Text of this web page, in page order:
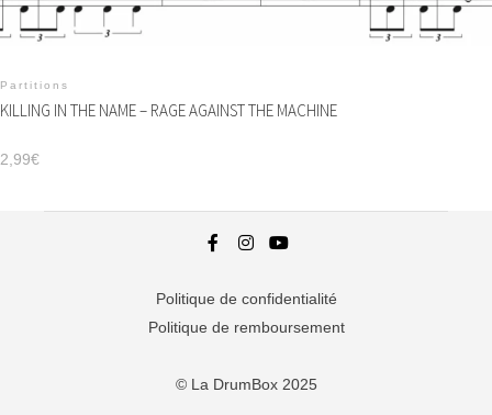
Partitions
KILLING IN THE NAME – RAGE AGAINST THE MACHINE
2,99€
Politique de confidentialité
Politique de remboursement
© La DrumBox 2025